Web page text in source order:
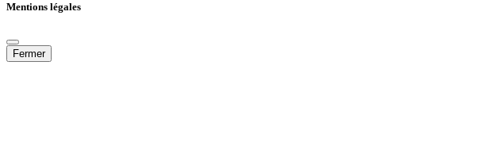
Mentions légales
Fermer